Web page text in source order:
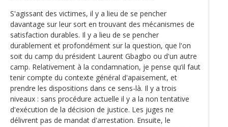
S'agissant des victimes, il y a lieu de se pencher
davantage sur leur sort en trouvant des mécanismes de
satisfaction durables. Il y a lieu de se pencher
durablement et profondément sur la question, que l'on
soit du camp du président Laurent Gbagbo ou d'un autre
camp. Relativement à la condamnation, je pense qu’il faut
tenir compte du contexte général d'apaisement, et
prendre les dispositions dans ce sens-là. Il y a trois
niveaux : sans procédure actuelle il y a la non tentative
d'exécution de la décision de justice. Les juges ne
délivrent pas de mandat d'arrestation. Ensuite, le